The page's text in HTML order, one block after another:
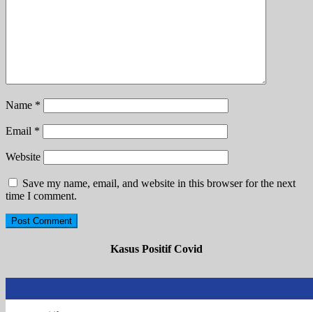
Name *
Email *
Website
Save my name, email, and website in this browser for the next
time I comment.
Kasus Positif Covid